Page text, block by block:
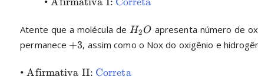
Atente que a molécula de H2 O apresenta número de
permanece +3, assim como o Nox do oxigênio e
• Afirmativa II: Correta